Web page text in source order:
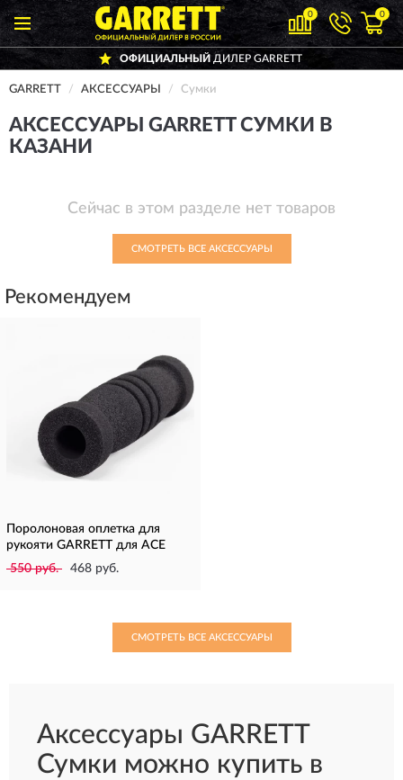
0 0
ОФИЦИАЛЬНЫЙДИЛЕР GARRETT
GARRETT АКСЕССУАРЫ Сумки
АКСЕССУАРЫ GARRETT СУМКИ В
КАЗАНИ
Сейчас в этом разделе нет товаров
СМОТРЕТЬ ВСЕ АКСЕССУАРЫ
Рекомендуем
Поролоновая оплетка для
рукояти GARRETT для ACE
550 руб.
468 руб.
СМОТРЕТЬ ВСЕ АКСЕССУАРЫ
Аксессуары GARRETT
Сумки можно купить в